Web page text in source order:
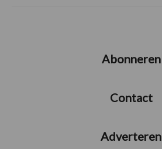
Abonneren
Contact
Adverteren